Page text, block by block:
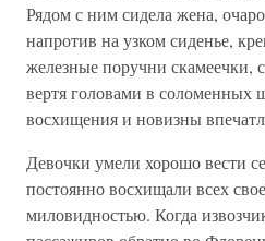
Рядом с ним сидела жена,
напротив на узком сиденье,
железные поручни скамеечки,
вертя головами в соломенных
восхищения и новизны
Девочки умели хорошо вести
постоянно восхищали всех
миловидностью. Когда